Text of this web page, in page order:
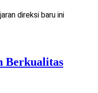
direksi baru ini
Berkualitas